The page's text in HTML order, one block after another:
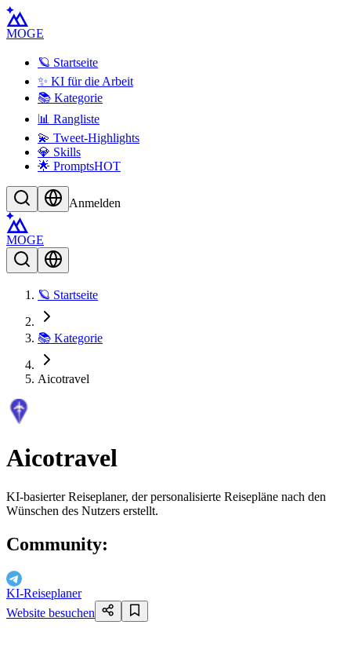
MOGE
🪐 Startseite
✨ KI für die Arbeit
📚 Kategorie
📊 Rangliste
💫 Tweet-Highlights
💎 Skills
🌟 PromptsHOT
Anmelden
MOGE
🪐 Startseite
📚 Kategorie
Aicotravel
Aicotravel
KI-basierter Reiseplaner, der personalisierte Reisepläne nach den
Wünschen des Nutzers erstellt.
Community:
KI-Reiseplaner
Website besuchen